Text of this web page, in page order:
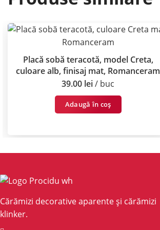
Placă sobă teracotă, model Creta,
culoare alb, finisaj mat, Romanceram
39.00 lei buc
Adaugă în coș
Cărămizi decorative aparente și cărămizi
klinker.